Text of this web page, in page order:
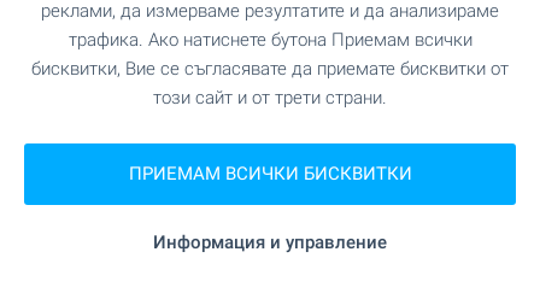
реклами, да измерваме резултатите и да анализираме
трафика. Ако натиснете бутона Приемам всички
бисквитки, Вие се съгласявате да приемате бисквитки от
този сайт и от трети страни.
ПРИЕМАМ ВСИЧКИ БИСКВИТКИ
Информация и управление